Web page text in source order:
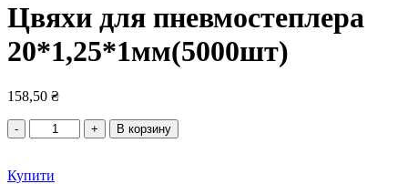
Цвяхи для пневмостеплера
20*1,25*1мм(5000шт)
158,50 ₴
Количество
товара
для
В корзину
Купити